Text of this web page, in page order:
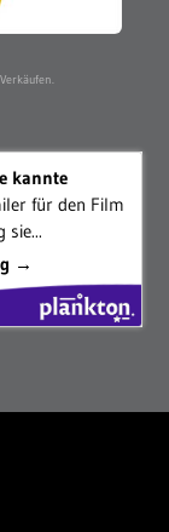
kannte
für den Film
sie...
→